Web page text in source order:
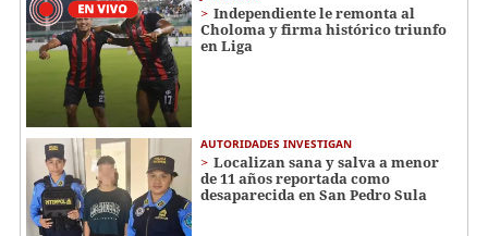
Independiente le remonta al
Choloma y firma histórico triunfo
en Liga
AUTORIDADES INVESTIGAN
Localizan sana y salva a menor
de 11 años reportada como
desaparecida en San Pedro Sula